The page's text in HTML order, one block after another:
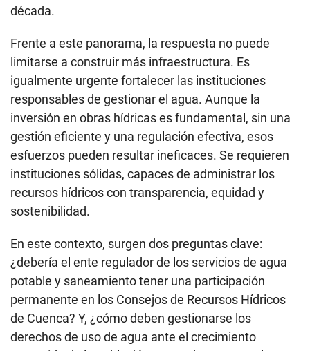
década.
Frente a este panorama, la respuesta no puede
limitarse a construir más infraestructura. Es
igualmente urgente fortalecer las instituciones
responsables de gestionar el agua. Aunque la
inversión en obras hídricas es fundamental, sin una
gestión eficiente y una regulación efectiva, esos
esfuerzos pueden resultar ineficaces. Se requieren
instituciones sólidas, capaces de administrar los
recursos hídricos con transparencia, equidad y
sostenibilidad.
En este contexto, surgen dos preguntas clave:
¿debería el ente regulador de los servicios de agua
potable y saneamiento tener una participación
permanente en los Consejos de Recursos Hídricos
de Cuenca? Y, ¿cómo deben gestionarse los
derechos de uso de agua ante el crecimiento